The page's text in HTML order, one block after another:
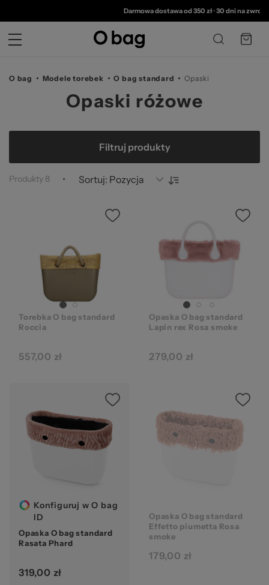
©Darmowa dostawa od 350 zł•30 dni na zwrot
O bag Modele torebek O bag standard Opaski
Opaski różowe
Produkty 8 Sortuj:
Filtruj produkty
Torebka O bag standard
Roccia
557,00 zł
Opaska O bag standard
Lapin rex Rosa smoke
279,00 zł
Konfiguruj w O bag
ID
Opaska O bag standard
Rasata Phard
319,00 zł
Opaska O bag standard
Effetto piumetta Rosa
smoke
179,00 zł